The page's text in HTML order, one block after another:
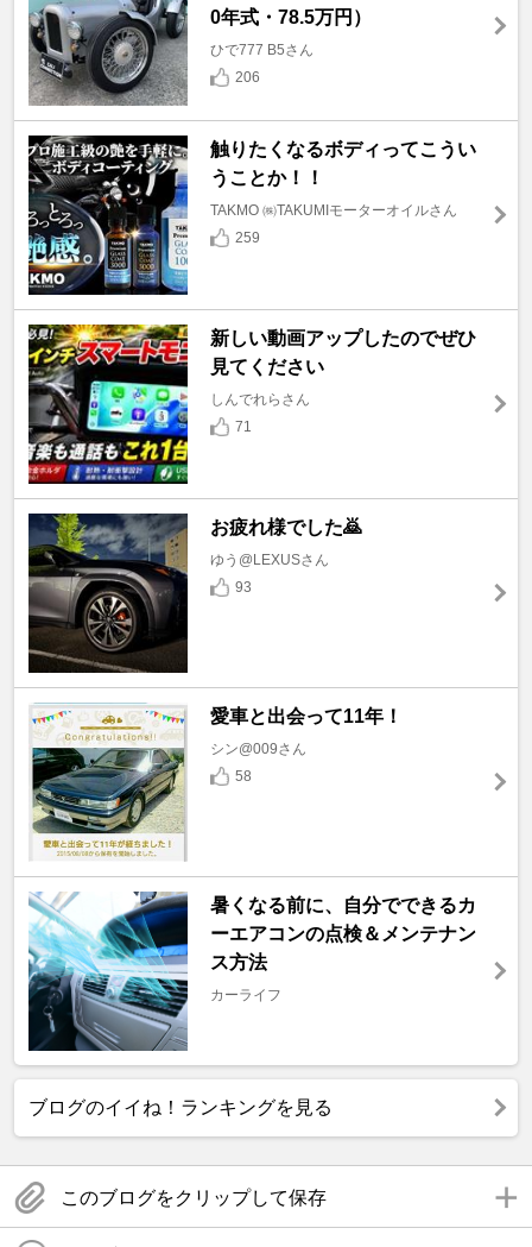
0年式・78.5万円）
ひで777 B5さん
206
触りたくなるボディってこうい
うことか！！
TAKMO ㈱TAKUMIモーターオイルさん
259
新しい動画アップしたのでぜひ
見てください
しんでれらさん
71
お疲れ様でした🙇
ゆう@LEXUSさん
93
愛車と出会って11年！
シン@009さん
58
暑くなる前に、自分でできるカ
ーエアコンの点検＆メンテナン
ス方法
カーライフ
ブログのイイね！ランキングを見る
このブログをクリップして保存